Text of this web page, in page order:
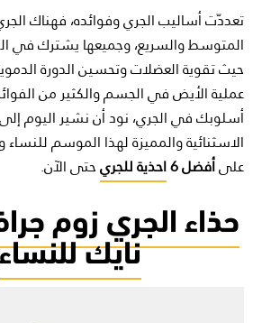
تعددّت أساليب الجري وفوائده، فهناك
المتوسط والسريع، وجميعها يشترك في
حيث تقوية العضلات وتحسين الدورة
عملية الأيض في الجسم والكثير من
أسلوبك في الجري، نود أن نشير اليوم
الاسثنائية والمميزة لهذا الموسم للنساء
علىأفضل 6 احذية للجريحتى الآن.
حذاء الجري زوم
نايك